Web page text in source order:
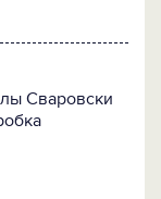
отдых –
или
ведь в
детство.
Сваровски